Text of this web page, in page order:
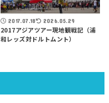
2017.07.18 2026.05.29
2017アジアツアー現地観戦記（浦
和レッズ対ドルトムント）